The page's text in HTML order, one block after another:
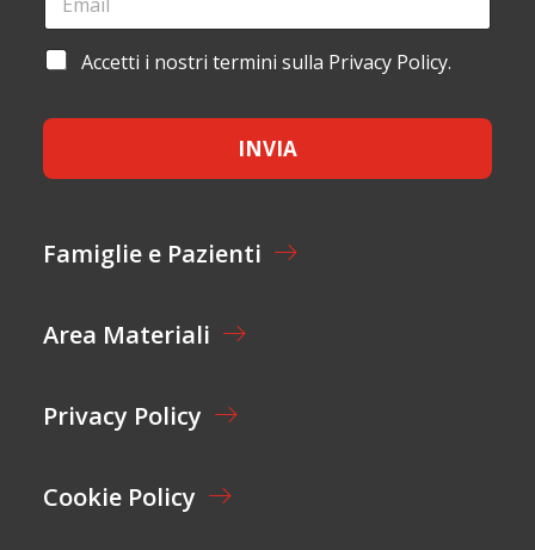
O
E
M
A
I
*
A
I
L
A
E
T
O
*
Accetti i nostri termini sulla Privacy Policy.
INVIA
Famiglie e Pazienti
Area Materiali
Privacy Policy
Cookie Policy